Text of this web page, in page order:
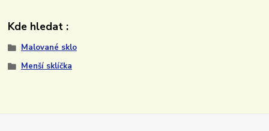
Kde hledat :
Malované sklo
Menší sklíčka